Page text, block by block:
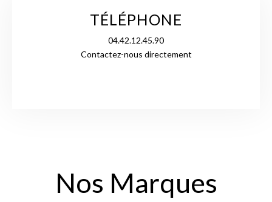
TÉLÉPHONE
04.42.12.45.90
Contactez-nous directement
Nos Marques